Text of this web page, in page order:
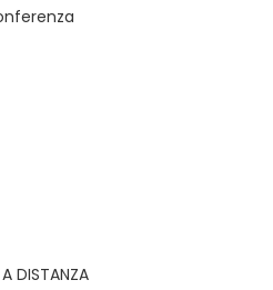
DISTANZA